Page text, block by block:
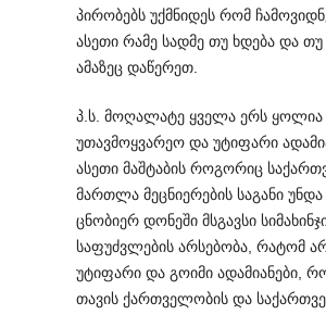
პირობებს უქმნიდეს რომ
ასეთი რამე სადმე თუ ხდება და
ამაზეც დაწერეთ.
პ.ს. მოღალატე ყველა ერს ყოლია
უთავმოყვარეო და უტიფარი
ასეთი მაშტაბის როგორიც
მართლა მეცნიერების საგანი
ცნობიერ დონეში მსგავსი
საფუძვლების არსებობა, რატომ
უტიფარი და გოიმი ადამიანები,
თავის ქართველობის და